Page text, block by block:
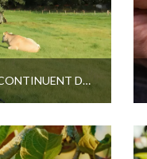
LES VILLAGES-COURTILS DU VIMEU CONTINUENT DE RÉVÉLER LEURS RICHESSES !